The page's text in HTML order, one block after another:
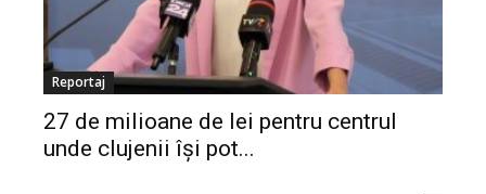
Reportaj
27 de milioane de lei pentru centrul
unde clujenii își pot...